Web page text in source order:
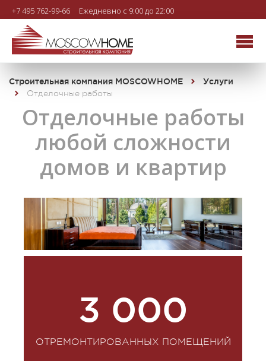
+7 495 762-99-66 Ежедневно с 9:00 до 22:00
Строительная компания MOSCOWHOME
Услуги
Отделочные работы
Отделочные работы
любой сложности
домов и квартир
3 000
ОТРЕМОНТИРОВАННЫХ ПОМЕЩЕНИЙ